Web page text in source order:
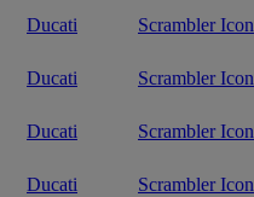
Ducati Scrambler Icon
Ducati Scrambler Icon
Ducati Scrambler Icon
Ducati Scrambler Icon